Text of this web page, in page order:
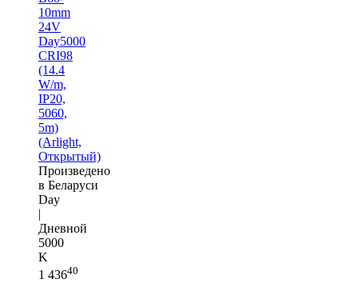
10mm
24V
Day5000
CRI98
(14.4
W/m,
IP20,
5060,
5m)
(Arlight,
Открытый)
Произведено
в Беларуси
Day
|
Дневной
5000
K
1 43640